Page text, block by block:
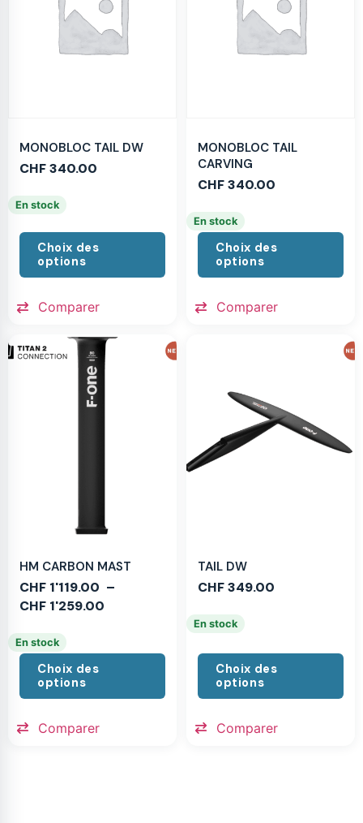
MONOBLOC TAIL DW
CHF340.00
En stock
Choix des
options
Comparer
MONOBLOC TAIL
CARVING
CHF340.00
En stock
Choix des
options
Comparer
HM CARBON MAST
CHF 1'119.00 –
CHF 1'259.00
En stock
Choix des
options
Comparer
TAIL DW
CHF349.00
En stock
Choix des
options
Comparer